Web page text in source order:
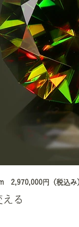
2,970,000円（税込み
る